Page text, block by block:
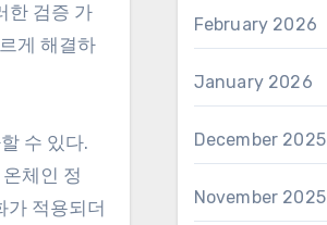
한 검증 가
게 해결하
수 있다.
체인 정
적용되더
February 2026
January 2026
December 2025
November 2025